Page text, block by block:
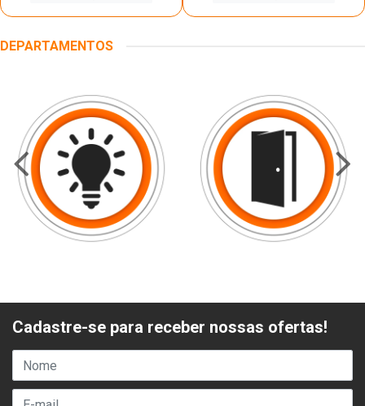
DEPARTAMENTOS
Cadastre-se para receber nossas ofertas!